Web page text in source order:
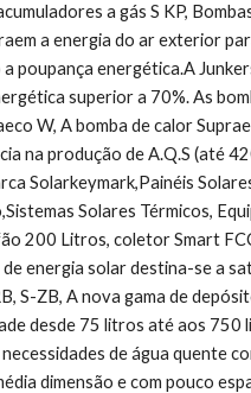
a gás S KP,
a energia do ar exterior
poupança energética.A
superior a 70%. As
W, A bomba de calor
na produção de A.Q.S (até
Solarkeymark,Painéis
Solares Térmicos,
200 Litros, coletor Smart
energia solar destina-se a
S-ZB, A nova gama de
desde 75 litros até aos
de água quente
dimensão e com pouco